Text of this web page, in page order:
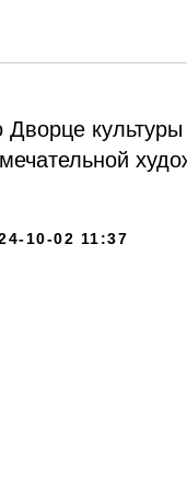
Дворце
10-02 11:37